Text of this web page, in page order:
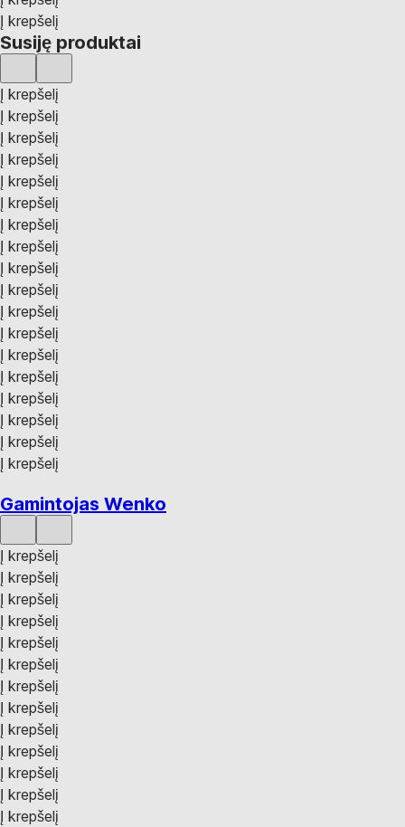
Į krepšelį
Susiję produktai
Į krepšelį
Į krepšelį
Į krepšelį
Į krepšelį
Į krepšelį
Į krepšelį
Į krepšelį
Į krepšelį
Į krepšelį
Į krepšelį
Į krepšelį
Į krepšelį
Į krepšelį
Į krepšelį
Į krepšelį
Į krepšelį
Į krepšelį
Į krepšelį
Gamintojas Wenko
Į krepšelį
Į krepšelį
Į krepšelį
Į krepšelį
Į krepšelį
Į krepšelį
Į krepšelį
Į krepšelį
Į krepšelį
Į krepšelį
Į krepšelį
Į krepšelį
Į krepšelį